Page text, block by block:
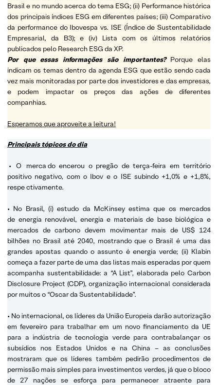
Brasil e no mundo acerca do tema ESG; (ii) Performance histórica
dos principais índices ESG em diferentes países; (iii) Comparativo
da performance do Ibovespa vs. ISE (Índice de Sustentabilidade
Empresarial, da B3); e (iv) Lista com os últimos relatórios
publicados pelo Research ESG da XP.
Por que essas informações são importantes? Porque elas
indicam os temas dentro da agenda ESG que estão sendo cada
vez mais monitoradas por parte dos investidores e das empresas,
e podem impactar os preços das ações de diferentes
companhias.
Esperamos que aproveite a leitura!
Principais tópicos do dia
• O merca do encerou o pregão de terça-feira em território
positivo negativo, com o Ibov e o ISE subindo +1,0% e +1,8%,
respectivamente.
• No Brasil, (i) estudo da McKinsey estima que os mercados
de energia renovável, energia e materiais de base biológica e
mercados de carbono devem movimentar mais de US$ 124
bilhões no Brasil até 2040, mostrando que o Brasil é uma das
grandes apostas quando o assunto é energia verde; (ii) Klabin
começa a fazer parte de uma das listas mais esperadas por quem
acompanha sustentabilidade: a “A List”, elaborada pelo Carbon
Disclosure Project (CDP), organização internacional considerada
por muitos o “Oscar da Sustentabilidade”.
• No internacional, os líderes da União Europeia darão autorização
em fevereiro para trabalhar em um novo financiamento da UE
para a indústria de tecnologia verde para contrabalançar os
subsídios nos Estados Unidos e na China – as conclusões
mostraram que os líderes também pedirão procedimentos de
permissão mais simples para investimentos verdes, já que o bloco
de 27 nações se esforça para permanecer atraente para